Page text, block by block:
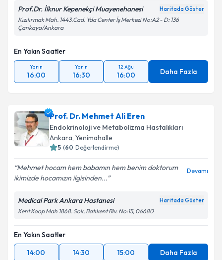
Prof.Dr. İlknur Kepenekçi Muayenehanesi Haritada Göster
Kızılırmak Mah. 1443.Cad. Yda Center İş Merkezi No:A2 - D: 136
Çankaya/Ankara
En Yakın Saatler
Yarın
16:00
Yarın
16:30
12 Ağu
16:00 Daha Fazla
Prof. Dr. Mehmet Ali Eren
Endokrinoloji ve Metabolizma Hastalıkları
Ankara, Yenimahalle
5 (60 Değerlendirme)
Mehmet hocam hem babamın hem benim doktorum
ikimizde hocamızın ilgisinden...
Devamı
Medical Park Ankara Hastanesi Haritada Göster
Kent Koop Mah 1868. Sok, Batıkent Blv. No:15, 06680
En Yakın Saatler
14:00
14:30 15:00 Daha Fazla